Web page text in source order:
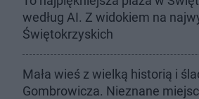
według AI. Z widokiem na
Świętokrzyskich
Mała wieś z wielką historią i
Gombrowicza. Nieznane